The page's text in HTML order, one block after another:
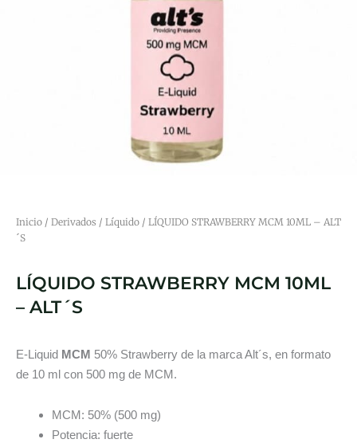
Inicio / Derivados / Líquido / LÍQUIDO STRAWBERRY MCM 10ML – ALT
´S
LÍQUIDO STRAWBERRY MCM 10ML
– ALT´S
E-Liquid MCM 50% Strawberry de la marca Alt´s, en formato
de 10 ml con 500 mg de MCM.
MCM: 50% (500 mg)
Potencia: fuerte